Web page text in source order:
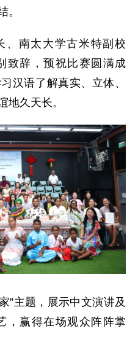
。
、南太大学古米特副校
致辞，预祝比赛圆满成
汉语了解真实、立体、
地久天长。
”主题，展示中文演讲及
，赢得在场观众阵阵掌